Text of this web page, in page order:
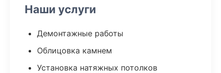
Наши услуги
Демонтажные работы
Облицовка камнем
Установка натяжных потолков